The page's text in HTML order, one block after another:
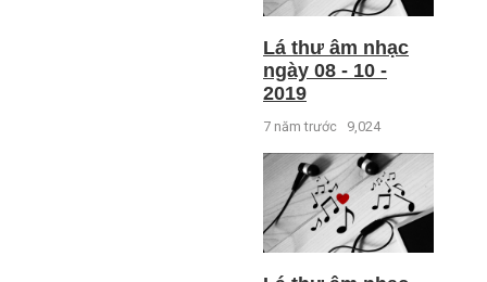
Lá thư âm nhạc
ngày 08 - 10 -
2019
7 năm trước 9,024